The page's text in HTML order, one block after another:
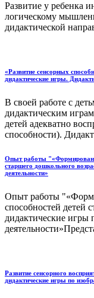
Развитие у ребенка
логическому
дидактической
«Развитие сенсорных
дидактические игры.
В своей работе с
дидактическим
детей адекватно
способности).
Опыт работы
старшего дошкольного
деятельности»
Опыт работы
способностей детей
дидактические игры
Развитие сенсорного
дидактические игры по